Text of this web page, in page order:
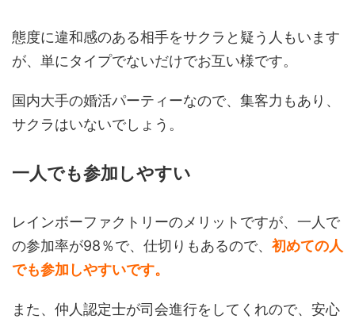
態度に違和感のある相手をサクラと疑う人もいます
が、単にタイプでないだけでお互い様です。
国内大手の婚活パーティーなので、集客力もあり、
サクラはいないでしょう。
一人でも参加しやすい
レインボーファクトリーのメリットですが、一人で
の参加率が98％で、仕切りもあるので、 初めての人
でも参加しやすいです。
また、仲人認定士が司会進行をしてくれので、安心